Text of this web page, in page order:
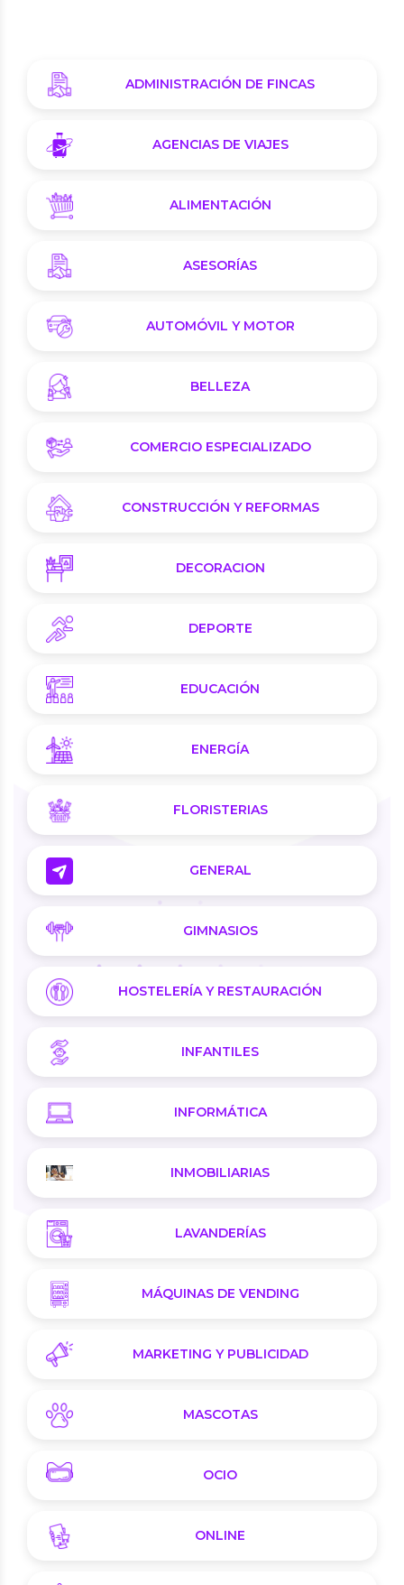
ADMINISTRACIÓN DE FINCAS
AGENCIAS DE VIAJES
ALIMENTACIÓN
ASESORÍAS
AUTOMÓVIL Y MOTOR
BELLEZA
COMERCIO ESPECIALIZADO
CONSTRUCCIÓN Y REFORMAS
DECORACION
DEPORTE
EDUCACIÓN
ENERGÍA
FLORISTERIAS
GENERAL
GIMNASIOS
HOSTELERÍA Y RESTAURACIÓN
INFANTILES
INFORMÁTICA
INMOBILIARIAS
LAVANDERÍAS
MÁQUINAS DE VENDING
MARKETING Y PUBLICIDAD
MASCOTAS
OCIO
ONLINE